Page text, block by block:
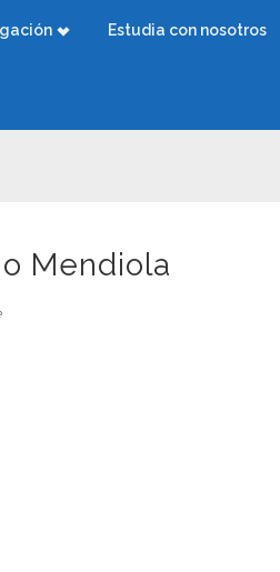
Estudia con nosotros
Mendiola